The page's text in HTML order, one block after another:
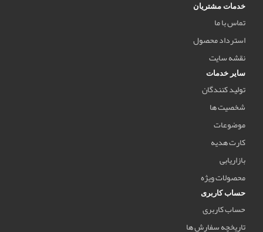
خدمات مشتریان
تماس با ما
استرداد محصول
نقشه سایت
سایر خدمات
تولید کنندگان
شخصیت ها
موضوعات
کارت هدیه
بازاریابی
محصولات ویژه
حساب کاربری
حساب کاربری
تاریخچه سفارش ها